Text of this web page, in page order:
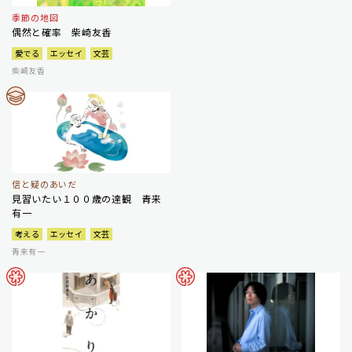
季節の地図
偶然と確率 柴崎友香
愛でる エッセイ
文芸
柴崎友香
信と疑のあいだ
見習いたい１００歳の達観 青来
有一
考える エッセイ
文芸
青来有一